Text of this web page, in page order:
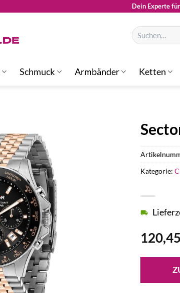
Dein Experte
Suchen
nach:
Schmuck Armbänder Ketten
Kategorie: